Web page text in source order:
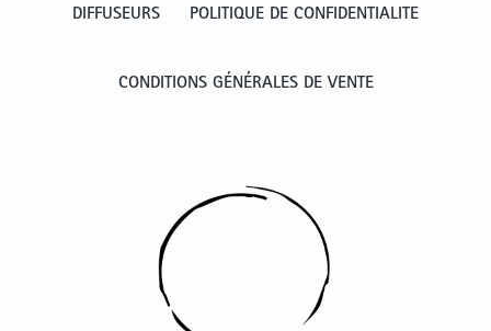
DIFFUSEURS POLITIQUE DE CONFIDENTIALITE
CONDITIONS GÉNÉRALES DE VENTE